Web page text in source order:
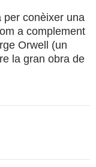
per conèixer una
a complement
Orwell (un
la gran obra de